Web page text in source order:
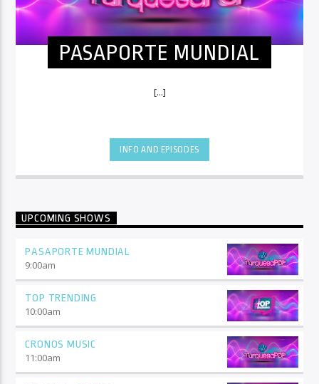
PASAPORTE MUNDIAL
[...]
INFO AND EPISODES
UPCOMING SHOWS
PASAPORTE MUNDIAL
9:00am
TOP TRENDING
10:00am
CRONOS MUSIC
11:00am